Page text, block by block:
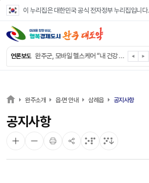
이 누리집은 대한민국 공식 전자정부 누리집입니다.
언론보도
완주군, ‘수의계약 총량제’ 개편 운영
완주군, 읍·면별 의료 환경 다각도 진단한다
완주군, 모바일 헬스케어 “내 건강 변화 직접 확인”
완주군 “여름휴가철 청소년 안전 지킨다”
㈜새눈, 완주군에 성금 1,000만 원 기탁
완주소개 읍·면 안내 삼례읍 공지사항
공지사항